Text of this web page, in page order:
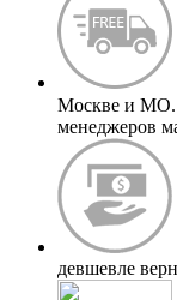
Москве и МО.
менеджеров
девшевле